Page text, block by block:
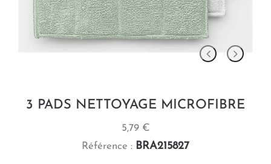
3 PADS NETTOYAGE MICROFIBRE
5,79 €
Référence : BRA215827